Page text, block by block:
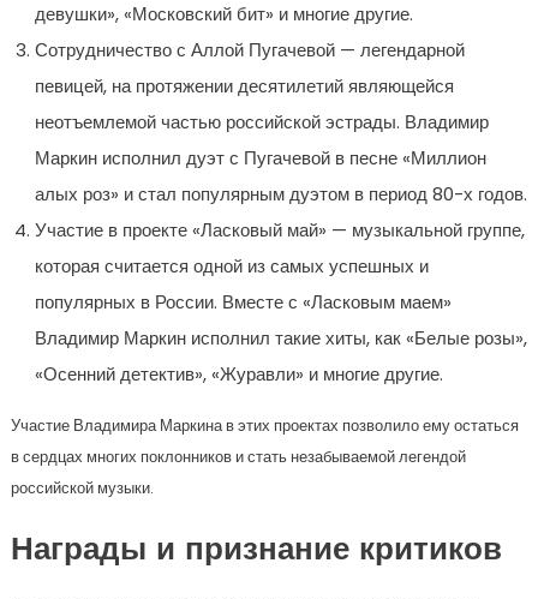
девушки», «Московский бит» и многие другие.
Сотрудничество с Аллой Пугачевой — легендарной
певицей, на протяжении десятилетий являющейся
неотъемлемой частью российской эстрады. Владимир
Маркин исполнил дуэт с Пугачевой в песне «Миллион
алых роз» и стал популярным дуэтом в период 80-х годов.
Участие в проекте «Ласковый май» — музыкальной группе,
которая считается одной из самых успешных и
популярных в России. Вместе с «Ласковым маем»
Владимир Маркин исполнил такие хиты, как «Белые розы»,
«Осенний детектив», «Журавли» и многие другие.
Участие Владимира Маркина в этих проектах позволило ему остаться
в сердцах многих поклонников и стать незабываемой легендой
российской музыки.
Награды и признание критиков